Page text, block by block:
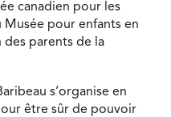
canadien pour les
pour enfants en
des parents de la
s’organise en
être sûr de pouvoir